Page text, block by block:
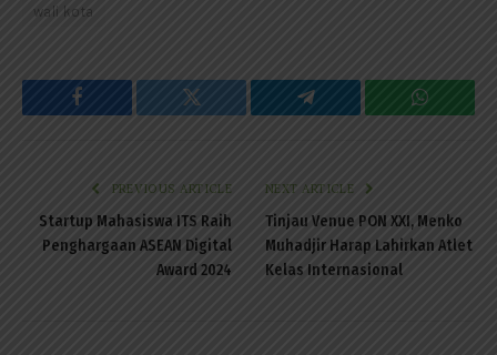
wali kota
Facebook Twitter Telegram
PREVIOUS ARTICLE
Startup Mahasiswa ITS Raih
Penghargaan ASEAN Digital
Award 2024
NEXT ARTICLE
Tinjau Venue PON XXI, Menko
Muhadjir Harap Lahirkan Atlet
Kelas Internasional